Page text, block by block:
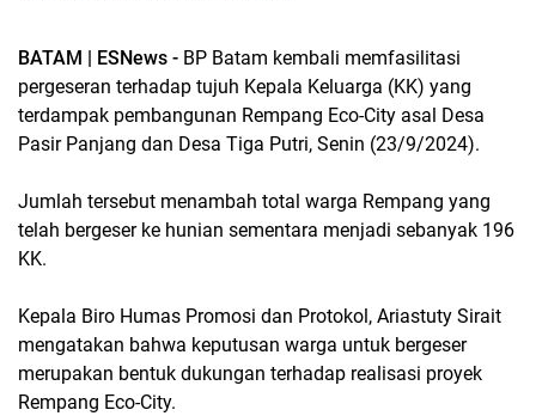
BATAM | ESNews - BP Batam kembali memfasilitasi
pergeseran terhadap tujuh Kepala Keluarga (KK) yang
terdampak pembangunan Rempang Eco-City asal Desa
Pasir Panjang dan Desa Tiga Putri, Senin (23/9/2024).
Jumlah tersebut menambah total warga Rempang yang
telah bergeser ke hunian sementara menjadi sebanyak 196
KK.
Kepala Biro Humas Promosi dan Protokol, Ariastuty Sirait
mengatakan bahwa keputusan warga untuk bergeser
merupakan bentuk dukungan terhadap realisasi proyek
Rempang Eco-City.